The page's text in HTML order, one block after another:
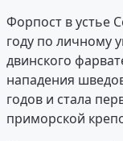
Форпост в устье
году по личному
двинского
нападения
годов и стала
приморской